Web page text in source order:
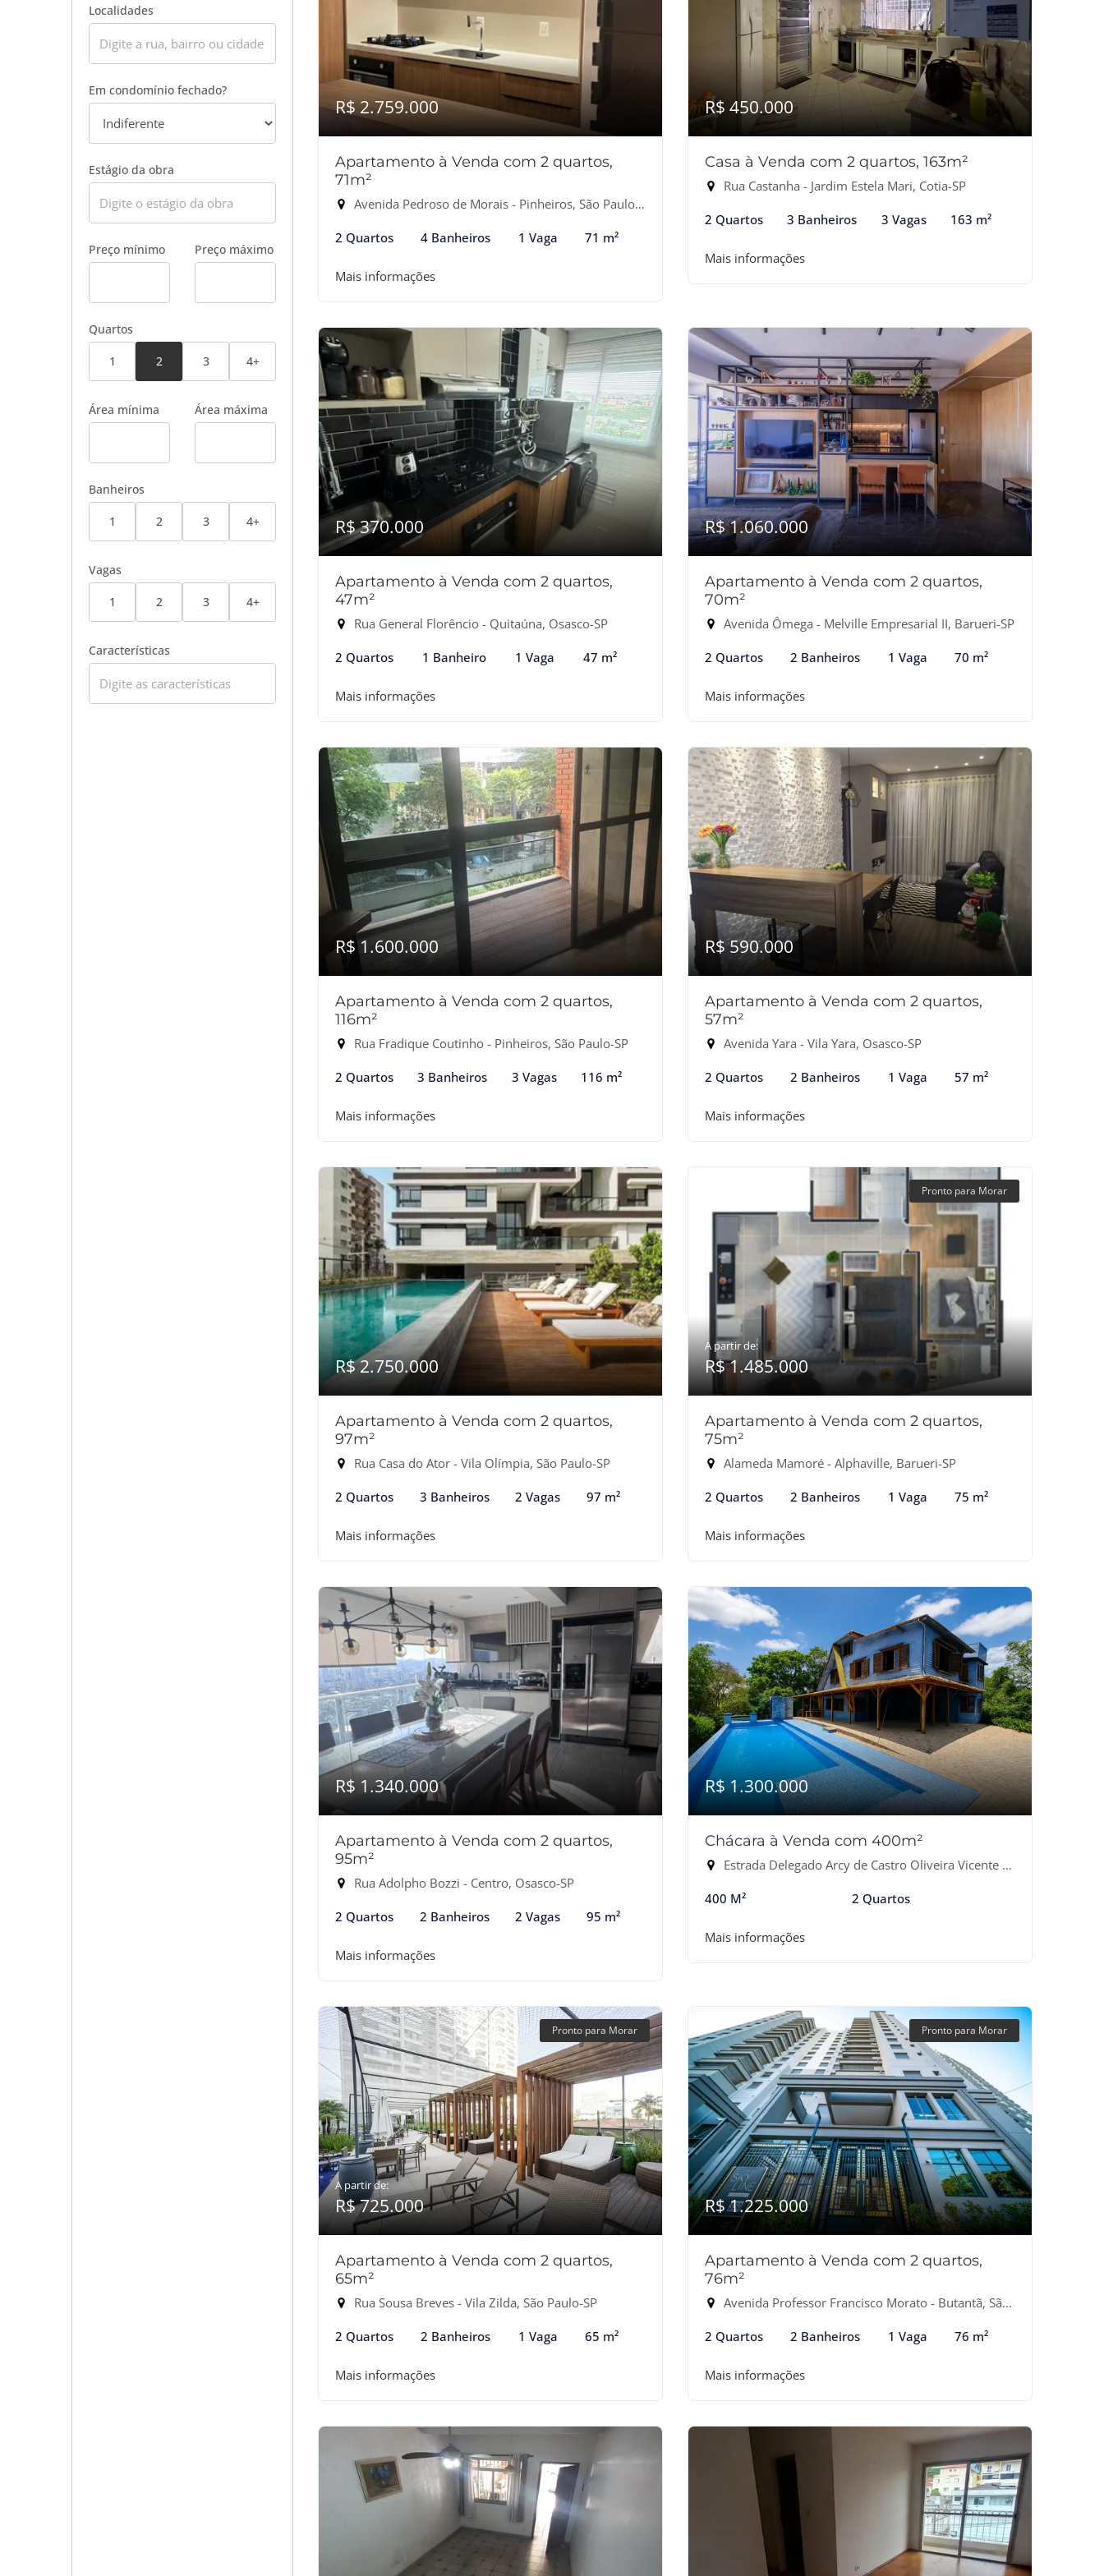
Localidades
Em condomínio fechado?
Estágio da obra
Preço mínimo Preço máximo
Quartos
1 2 3 4+
Área mínima Área máxima
Banheiros
1 2 3 4+
Vagas
1 2 3 4+
Características
R$ 2.759.000
Apartamento à Venda com 2 quartos,
71m²
Avenida Pedroso de Morais - Pinheiros, São Paulo-SP
2 Quartos 4 Banheiros 1 Vaga 71 m²
Mais informações
R$ 450.000
Casa à Venda com 2 quartos, 163m²
Rua Castanha - Jardim Estela Mari, Cotia-SP
2 Quartos 3 Banheiros 3 Vagas 163 m²
Mais informações
R$ 370.000
Apartamento à Venda com 2 quartos,
47m²
Rua General Florêncio - Quitaúna, Osasco-SP
2 Quartos 1 Banheiro 1 Vaga 47 m²
Mais informações
R$ 1.060.000
Apartamento à Venda com 2 quartos,
70m²
Avenida Ômega - Melville Empresarial II, Barueri-SP
2 Quartos 2 Banheiros 1 Vaga 70 m²
Mais informações
R$ 1.600.000
Apartamento à Venda com 2 quartos,
116m²
Rua Fradique Coutinho - Pinheiros, São Paulo-SP
2 Quartos 3 Banheiros 3 Vagas 116 m²
Mais informações
R$ 590.000
Apartamento à Venda com 2 quartos,
57m²
Avenida Yara - Vila Yara, Osasco-SP
2 Quartos 2 Banheiros 1 Vaga 57 m²
Mais informações
R$ 2.750.000
Apartamento à Venda com 2 quartos,
97m²
Rua Casa do Ator - Vila Olímpia, São Paulo-SP
2 Quartos 3 Banheiros 2 Vagas 97 m²
Mais informações
Pronto para Morar
A partir de:
R$ 1.485.000
Apartamento à Venda com 2 quartos,
75m²
Alameda Mamoré - Alphaville, Barueri-SP
2 Quartos 2 Banheiros 1 Vaga 75 m²
Mais informações
R$ 1.340.000
Apartamento à Venda com 2 quartos,
95m²
Rua Adolpho Bozzi - Centro, Osasco-SP
2 Quartos 2 Banheiros 2 Vagas 95 m²
Mais informações
R$ 1.300.000
Chácara à Venda com 400m²
Estrada Delegado Arcy de Castro Oliveira Vicente - Serra da Cantareira, Mairiporã-SP
400 M² 2 Quartos
Mais informações
Pronto para Morar
A partir de:
R$ 725.000
Apartamento à Venda com 2 quartos,
65m²
Rua Sousa Breves - Vila Zilda, São Paulo-SP
2 Quartos 2 Banheiros 1 Vaga 65 m²
Mais informações
Pronto para Morar
R$ 1.225.000
Apartamento à Venda com 2 quartos,
76m²
Avenida Professor Francisco Morato - Butantã, São Paulo-SP
2 Quartos 2 Banheiros 1 Vaga 76 m²
Mais informações